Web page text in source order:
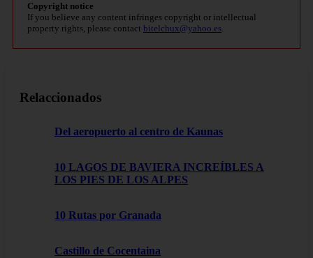
Copyright notice
If you believe any content infringes copyright or intellectual
property rights, please contact bitelchux@yahoo.es.
Relaccionados
Del aeropuerto al centro de Kaunas
10 LAGOS DE BAVIERA INCREÍBLES A
LOS PIES DE LOS ALPES
10 Rutas por Granada
Castillo de Cocentaina